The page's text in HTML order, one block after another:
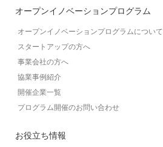
オープンイノベーションプログラム
オープンイノベーションプログラムについて
スタートアップの方へ
事業会社の方へ
協業事例紹介
開催企業一覧
プログラム開催のお問い合わせ
お役立ち情報